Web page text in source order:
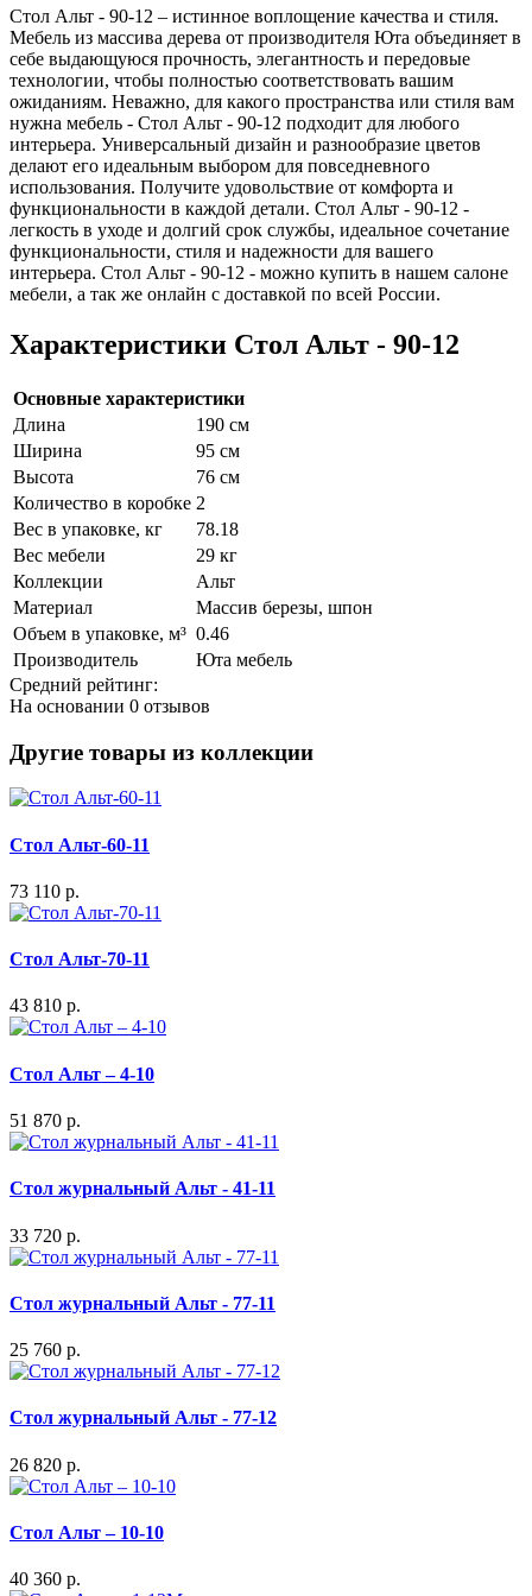
Стол Альт - 90-12 – истинное воплощение качества и стиля.
Мебель из массива дерева от производителя Юта объединяет в
себе выдающуюся прочность, элегантность и передовые
технологии, чтобы полностью соответствовать вашим
ожиданиям. Неважно, для какого пространства или стиля вам
нужна мебель - Стол Альт - 90-12 подходит для любого
интерьера. Универсальный дизайн и разнообразие цветов
делают его идеальным выбором для повседневного
использования. Получите удовольствие от комфорта и
функциональности в каждой детали. Стол Альт - 90-12 -
легкость в уходе и долгий срок службы, идеальное сочетание
функциональности, стиля и надежности для вашего
интерьера. Стол Альт - 90-12 - можно купить в нашем салоне
мебели, а так же онлайн с доставкой по всей России.
Характеристики Стол Альт - 90-12
Основные характеристики
Длина
190 см
Ширина
95 см
Высота
76 см
Количество в коробке 2
Вес в упаковке, кг
78.18
Вес мебели
29 кг
Коллекции
Альт
Материал
Массив березы, шпон
Объем в упаковке, м³ 0.46
Производитель
Юта мебель
Средний рейтинг:
На основании 0 отзывов
Другие товары из коллекции
Стол Альт-60-11
73 110 р.
Стол Альт-70-11
43 810 р.
Стол Альт – 4-10
51 870 р.
Стол журнальный Альт - 41-11
33 720 р.
Стол журнальный Альт - 77-11
25 760 р.
Стол журнальный Альт - 77-12
26 820 р.
Стол Альт – 10-10
40 360 р.